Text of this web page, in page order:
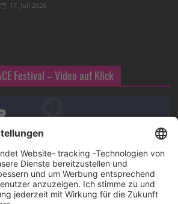
17. Juli 2026
Festival – Video auf Klick